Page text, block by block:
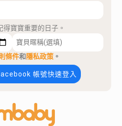
寶寶重要的日子。
條件和隱私政策 。
帳號快速登入